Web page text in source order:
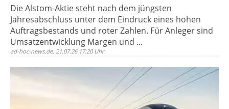
Die Alstom-Aktie steht nach dem jüngsten
Jahresabschluss unter dem Eindruck eines hohen
Auftragsbestands und roter Zahlen. Für Anleger sind
Umsatzentwicklung Margen und ...
ad-hoc-news.de, 21.07.26 17:20 Uhr